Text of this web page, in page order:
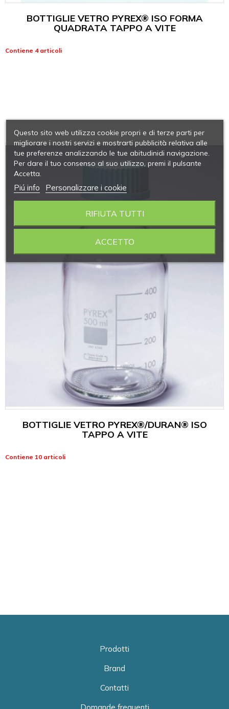
BOTTIGLIE VETRO PYREX® ISO FORMA
QUADRATA TAPPO A VITE
Contiene 4 articoli
BOTTIGLIE VETRO PYREX®/DURAN® ISO
TAPPO A VITE
Contiene 10 articoli
Prodotti
Brand
Contatti
Domande frequenti
Questo sito web utilizza cookie propri e di terze parti per
migliorare i nostri servizi e mostrarti pubblicità relativa alle
tue preferenze analizzando le tue abitudinidi navigazione.
Per dare il tuo consenso al suo utilizzo, premi il pulsante
Accetta.
Piú info Personalizzare i cookie
RIFIUTA TUTTI
ACCETTO